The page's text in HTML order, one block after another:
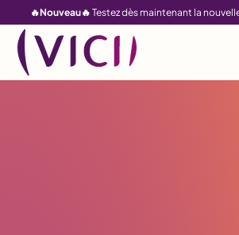
🔥Nouveau🔥 Testez dès maintenant la
La péninsule
Ibérique